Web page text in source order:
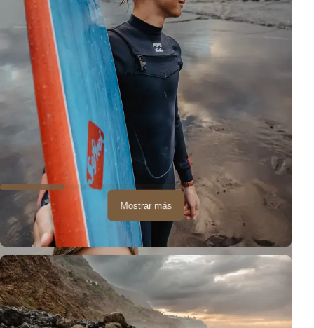
Mostrar más
Durante esta sesión, logramos capturar la verdadera unión
familiar. Sonrisas espontáneas de los niños, gestos tiernos de los
padres, juegos compartidos a orillas del océano - todo esto crea
recuerdos invaluables.